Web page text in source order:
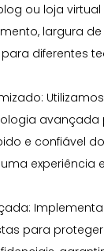
ou loja
largura
diferentes
avançada
e confiável
experiência
para